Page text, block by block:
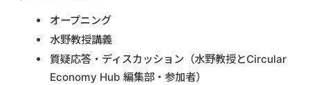
オープニング
水野教授講義
質疑応答・ディスカッション（水野教授とCircular
Economy Hub 編集部・参加者）